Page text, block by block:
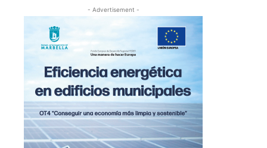
- Advertisement -